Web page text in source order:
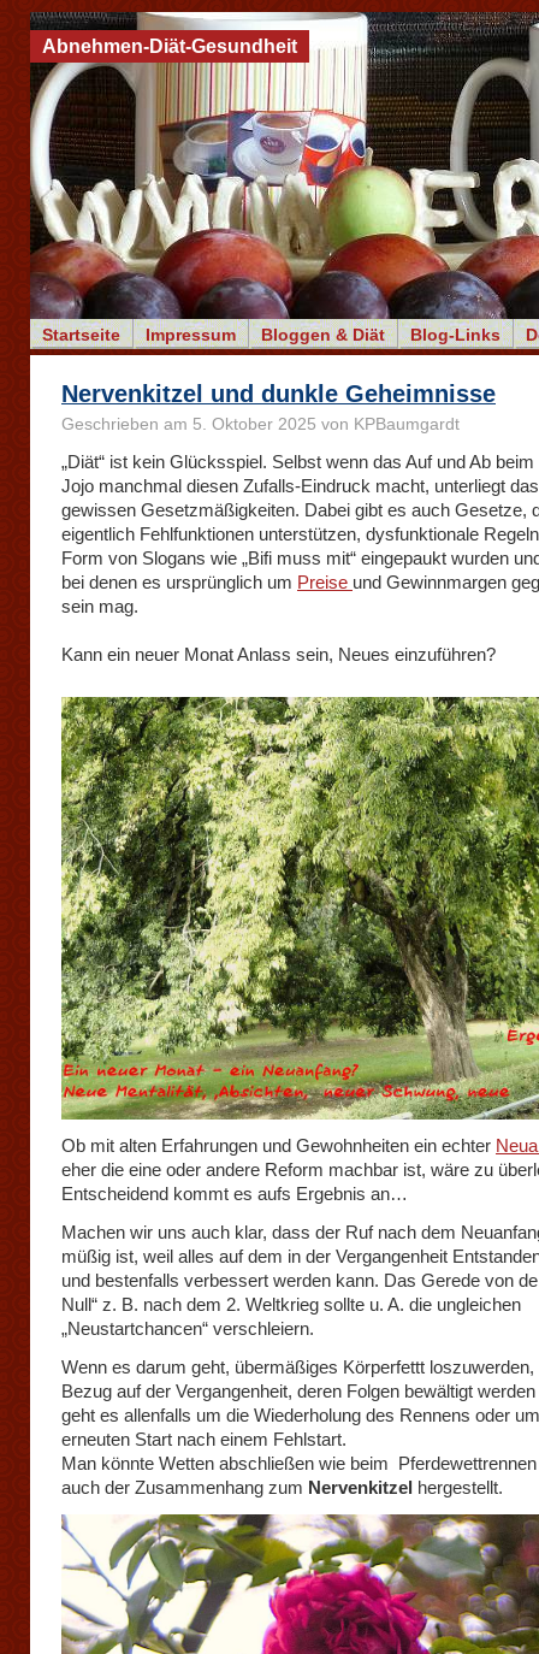
Startseite Impressum Bloggen & Diät Blog-Links
Abnehmen-Diät-Gesundheit
Nervenkitzel und dunkle Geheimnisse
Geschrieben am 5. Oktober 2025 von KPBaumgardt
„Diät“ ist kein Glücksspiel. Selbst wenn das Auf und Ab
Jojo manchmal diesen Zufalls-Eindruck macht, unterliegt
gewissen Gesetzmäßigkeiten. Dabei gibt es auch Gesetze,
eigentlich Fehlfunktionen unterstützen, dysfunktionale
Form von Slogans wie „Bifi muss mit“ eingepaukt wurden
bei denen es ursprünglich um Preise und Gewinnmargen
sein mag.
Kann ein neuer Monat Anlass sein, Neues einzuführen?
Ob mit alten Erfahrungen und Gewohnheiten ein echter
eher die eine oder andere Reform machbar ist, wäre zu
Entscheidend kommt es aufs Ergebnis an…
Machen wir uns auch klar, dass der Ruf nach dem
müßig ist, weil alles auf dem in der Vergangenheit
und bestenfalls verbessert werden kann. Das Gerede von
Null“ z. B. nach dem 2. Weltkrieg sollte u. A. die ungleichen
„Neustartchancen“ verschleiern.
Wenn es darum geht, übermäßiges Körperfettt loszuwerden,
Bezug auf der Vergangenheit, deren Folgen bewältigt
geht es allenfalls um die Wiederholung des Rennens oder
erneuten Start nach einem Fehlstart.
Man könnte Wetten abschließen wie beim
auch der Zusammenhang zum Nervenkitzel hergestellt.